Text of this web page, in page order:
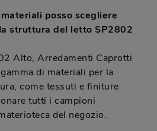
posso scegliere
struttura del letto SP2802
Alto, Arredamenti Caprotti
di materiali per la
come tessuti e finiture
tutti i campioni
del negozio.